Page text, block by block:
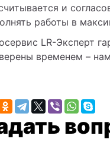
и
работы в
LR-Эксперт
временем –